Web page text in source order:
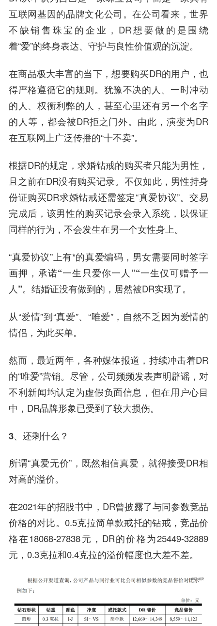
互联网基因的品牌文化公司。在公司看来，世界
不缺销售珠宝的企业，DR想要做的是围绕
着“爱”的终身表达、守护与良性价值观的沉淀。
在商品极大丰富的当下，想要购买DR的用户，也
得严格遵循它的规则。犹豫不决的人、一时冲动
的人、权衡利弊的人，甚至心里还有另一个名字
的人等，都会被DR拒之门外。由此，演变为DR
在互联网上广泛传播的“十不卖”。
根据DR的规定，求婚钻戒的购买者只能为男性，
且之前在DR没有购买记录。不仅如此，男性持身
份证购买DR求婚钻戒还需签定“真爱协议”。交易
完成后，该男性的购买记录会录入系统，以保证
同样的行为，不会发生在另一个女性身上。
“真爱协议”上有*的真爱编码，男女需要同时签字
画押， 承诺“一生只爱你一人”“一生仅可赠予一
人”。 结婚证没有做到的，居然被DR实现了。
从“爱情”到“真爱”、“唯爱”，自然不乏因为爱情的
情侣，为此买单。
然而，最近两年，各种媒体报道，持续冲击着DR
的“唯爱”营销。尽管，公司频频发表声明辟谣，对
不利新闻均认定为虚假负面信息，但在用户心目
中，DR品牌形象已受到了较大损伤。
3、还剩什么？
所谓“真爱无价”，既然相信真爱，就得接受DR相
对高的溢价。
在2021年的招股书中，DR曾披露了与同参数竞品
价格的对比。0.5克拉简单款戒托的钻戒，竞品价
格在18068-27838元，DR的价格为25449-32889
元，0.3克拉和0.4克拉的溢价幅度也大差不差。